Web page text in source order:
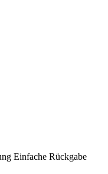
Einfache Rückgabe